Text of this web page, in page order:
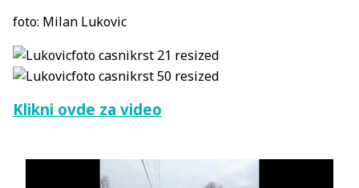
foto: Milan Lukovic
Klikni ovde za video